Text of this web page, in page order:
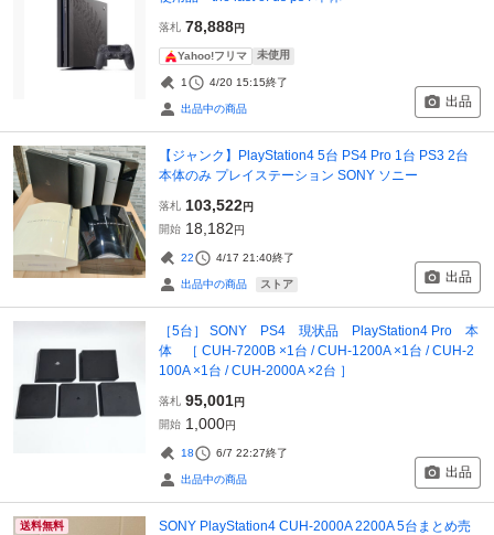
落札 78,888円
Yahoo!フリマ 未使用
1 4/20 15:15終了
出品中の商品 出品
【ジャンク】PlayStation4 5台 PS4 Pro 1台 PS3 2台
本体のみ プレイステーション SONY ソニー
落札 103,522円
開始 18,182円
22 4/17 21:40終了
出品中の商品 ストア 出品
［5台］ SONY PS4 現状品 PlayStation4 Pro 本
体 ［ CUH-7200B ×1台 / CUH-1200A ×1台 / CUH-2
100A ×1台 / CUH-2000A ×2台 ］
落札 95,001円
開始 1,000円
18 6/7 22:27終了
出品中の商品 出品
送料無料
SONY PlayStation4 CUH-2000A 2200A 5台まとめ売